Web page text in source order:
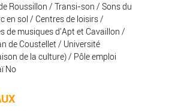
Roussillon / Transi-son / Sons du
en sol / Centres de loisirs /
de musiques d’Apt et Cavaillon /
de Coustellet / Université
de la culture) / Pôle emploi
No